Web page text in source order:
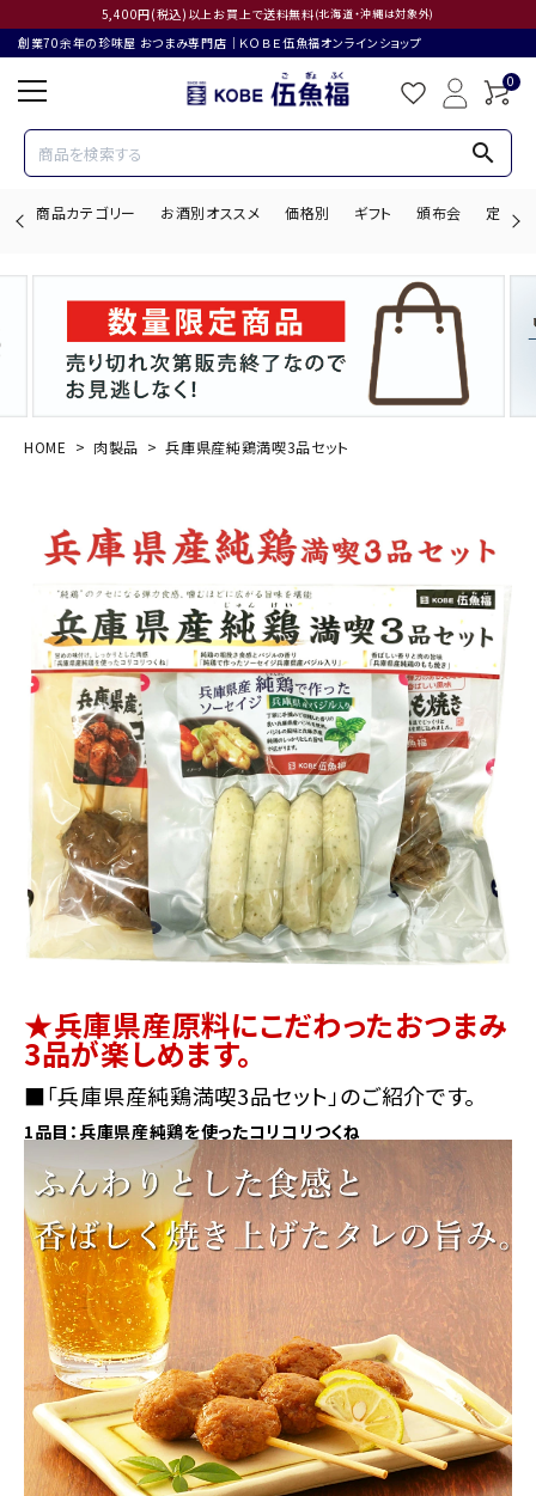
5,400円(税込)以上お買上で送料無料(北海道・沖縄は対象外)
創業70余年の珍味屋 おつまみ専門店│ＫＯＢＥ伍魚福オンラインショップ
0
search
商品カテゴリー お酒別オススメ 価格別 ギフト 頒布会 定期購
search
ACCOUNT MENU
商品カテゴリー
お酒別オススメ
価格別
お問い合わせ
ご利用ガイド
直営店
HOME 肉製品 兵庫県産純鶏満喫3品セット
★兵庫県産原料にこだわったおつまみ
3品が楽しめます。
■「兵庫県産純鶏満喫3品セット」のご紹介です。
1品目：兵庫県産純鶏を使ったコリコリつくね